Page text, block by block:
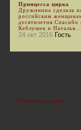
Принцесса цирка
Дружинина сделала
российским
Кеблушек и Наталья...
24 окт 2016 Гость
Реклама на сайте